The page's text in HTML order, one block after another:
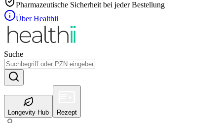
Pharmazeutische Sicherheit bei jeder Bestellung
Über Healthii
Suche
Longevity Hub Rezept